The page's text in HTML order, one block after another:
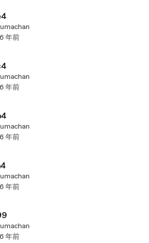
年前
年前
年前
年前
年前